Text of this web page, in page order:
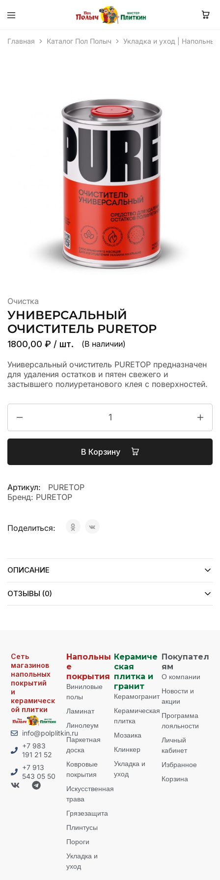
Главная Каталог Пол Полыч Укладка и уход |
Очистка
УНИВЕРСАЛЬНЫЙ
ОЧИСТИТЕЛЬ PURETOP
1800,00 ₽ / шт. (В наличии)
Универсальный очиститель PURETOP предназначен
для удаления остатков и пятен свежего и
застывшего полиуретанового клея с поверхностей.
В Корзину
Артикул:
PURETOP
Бренд: PURETOP
Поделиться:
ОПИСАНИЕ
ОТЗЫВЫ (0)
Сеть
магазинов
напольных
покрытий
и
керамическ
ой плитки
info@polplitkin.ru
+7 983
191 21 52
+7 913
543 05 50
Напольны
е
покрытия
Виниловые
полы
Ламинат
Линолеум
Паркетная
доска
Ковровые
покрытия
Искусственная
трава
Грязезащита
Плинтусы
Пороги
Укладка и
уход
Керамиче
ская
плитка и
гранит
Керамогранит
Керамическая
плитка
Мозаика
Клинкер
Укладка и
уход
Покупател
ям
О компании
Новости и
акции
Программа
лояльности
Личный
кабинет
Избранное
Корзина